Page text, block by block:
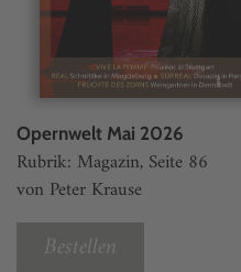
Opernwelt Mai 2026
Rubrik: Magazin, Seite 86
von Peter Krause
Bestellen